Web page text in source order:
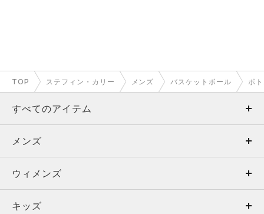
TOP ステフィン・カリー メンズ バスケットボール ボ
すべてのアイテム
メンズ
ウィメンズ
キッズ
メンズ
トップス
ボトムス
ウィメンズ
トップス
キッズ